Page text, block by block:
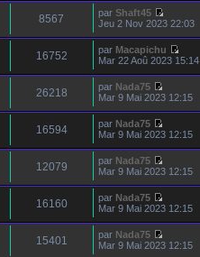
8567 par Shaft45
Jeu 2 Nov 2023 22:03
16752 par Macapichu
Mar 22 Aoû 2023 15:14
26218 par Nada75
Mar 9 Mai 2023 12:15
16594 par Nada75
Mar 9 Mai 2023 12:15
12079 par Nada75
Mar 9 Mai 2023 12:15
16160 par Nada75
Mar 9 Mai 2023 12:15
15401 par Nada75
Mar 9 Mai 2023 12:15